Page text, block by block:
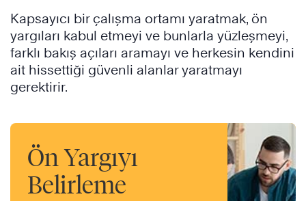
Kapsayıcı bir çalışma ortamı yaratmak, ön
yargıları kabul etmeyi ve bunlarla yüzleşmeyi,
farklı bakış açıları aramayı ve herkesin kendini
ait hissettiği güvenli alanlar yaratmayı
gerektirir.
Ön Yargıyı
Belirleme